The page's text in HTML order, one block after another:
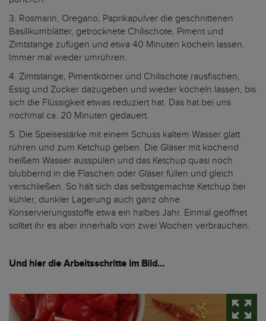
3. Rosmarin, Oregano, Paprikapulver die geschnittenen
Basilikumblätter, getrocknete Chilischote, Piment und
Zimtstange zufügen und etwa 40 Minuten köcheln lassen.
Immer mal wieder umrühren.
4. Zimtstange, Pimentkörner und Chilischote rausfischen,
Essig und Zucker dazugeben und wieder köcheln lassen, bis
sich die Flüssigkeit etwas reduziert hat. Das hat bei uns
nochmal ca. 20 Minuten gedauert.
5. Die Speisestärke mit einem Schuss kaltem Wasser glatt
rühren und zum Ketchup geben. Die Gläser mit kochend
heißem Wasser ausspülen und das Ketchup quasi noch
blubbernd in die Flaschen oder Gläser füllen und gleich
verschließen. So hält sich das selbstgemachte Ketchup bei
kühler, dunkler Lagerung auch ganz ohne
Konservierungsstoffe etwa ein halbes Jahr. Einmal geöffnet
solltet ihr es aber innerhalb von zwei Wochen verbrauchen.
Und hier die Arbeitsschritte im Bild...